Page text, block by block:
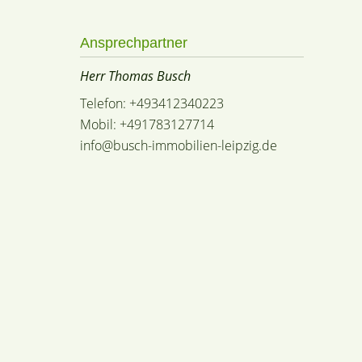
Ansprechpartner
Herr Thomas Busch
Telefon: +493412340223
Mobil: +491783127714
info@busch-immobilien-leipzig.de